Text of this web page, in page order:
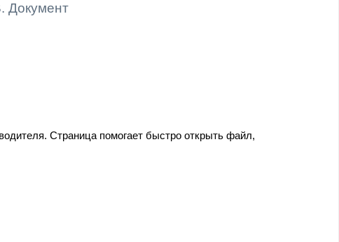
Документ
Страница помогает быстро открыть файл,